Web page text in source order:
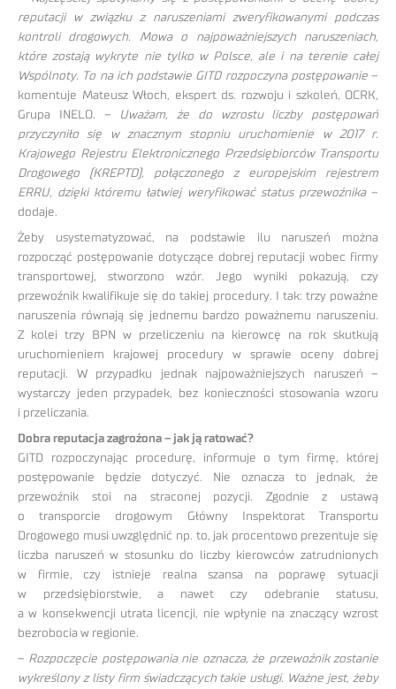
reputacji w związku z naruszeniami zweryfikowanymi podczas
kontroli drogowych. Mowa o najpoważniejszych naruszeniach,
które zostają wykryte nie tylko w Polsce, ale i na terenie całej
Wspólnoty. To na ich podstawie GITD rozpoczyna postępowanie–
komentuje Mateusz Włoch, ekspert ds. rozwoju i szkoleń, OCRK,
Grupa INELO. –
Uważam, że do wzrostu liczby postępowań
przyczyniło się w znacznym stopniu uruchomienie w 2017 r.
Krajowego Rejestru Elektronicznego Przedsiębiorców Transportu
Drogowego (KREPTD), połączonego z europejskim rejestrem
ERRU, dzięki któremu łatwiej weryfikować status przewoźnika–
dodaje.
Żeby usystematyzować, na podstawie ilu naruszeń można
rozpocząć postępowanie dotyczące dobrej reputacji wobec firmy
transportowej, stworzono wzór. Jego wyniki pokazują, czy
przewoźnik kwalifikuje się do takiej procedury. I tak: trzy poważne
naruszenia równają się jednemu bardzo poważnemu naruszeniu.
Z kolei trzy BPN w przeliczeniu na kierowcę na rok skutkują
uruchomieniem krajowej procedury w sprawie oceny dobrej
reputacji. W przypadku jednak najpoważniejszych naruszeń –
wystarczy jeden przypadek, bez konieczności stosowania wzoru
i przeliczania.
Dobra reputacja zagrożona – jak ją ratować?
GITD rozpoczynając procedurę, informuje o tym firmę, której
postępowanie będzie dotyczyć. Nie oznacza to jednak, że
przewoźnik stoi na straconej pozycji. Zgodnie z ustawą
o transporcie drogowym Główny Inspektorat Transportu
Drogowego musi uwzględnić np. to, jak procentowo prezentuje się
liczba naruszeń w stosunku do liczby kierowców zatrudnionych
w firmie, czy istnieje realna szansa na poprawę sytuacji
w przedsiębiorstwie, a nawet czy odebranie statusu,
a w konsekwencji utrata licencji, nie wpłynie na znaczący wzrost
bezrobocia w regionie.
– Rozpoczęcie postępowania nie oznacza, że przewoźnik zostanie
wykreślony z listy firm świadczących takie usługi. Ważne jest, żeby